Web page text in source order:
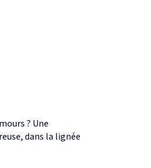
? Une
dans la lignée